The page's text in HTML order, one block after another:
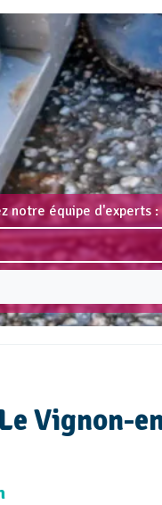
notre équipe d'experts :
Vignon-